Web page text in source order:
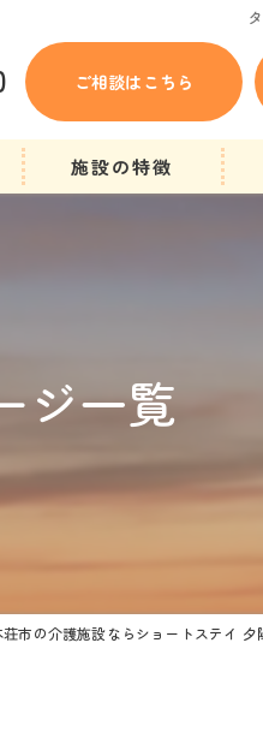
ご相談はこちら
施設の特徴
他施設入所待ち
求人
ジ一覧
市の介護施設ならショートステイ 夕